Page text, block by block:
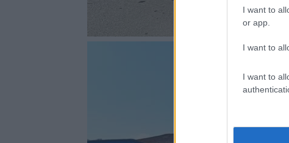
I want to
or app.
I want to
I want to